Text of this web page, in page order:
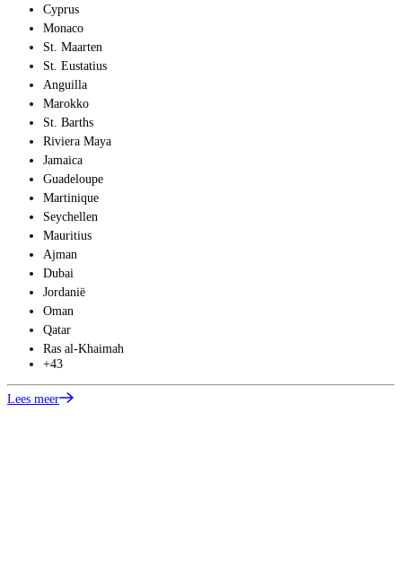
Cyprus
Monaco
St. Maarten
St. Eustatius
Anguilla
Marokko
St. Barths
Riviera Maya
Jamaica
Guadeloupe
Martinique
Seychellen
Mauritius
Ajman
Dubai
Jordanië
Oman
Qatar
Ras al-Khaimah
+43
Lees meer